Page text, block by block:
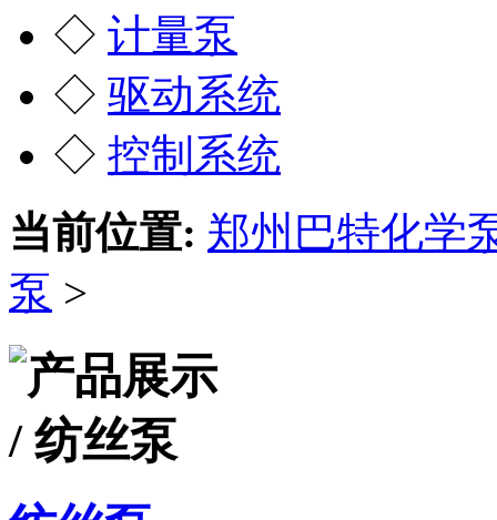
◇ 计量泵
◇ 驱动系统
◇ 控制系统
当前位置: 郑州巴特化学
泵 >